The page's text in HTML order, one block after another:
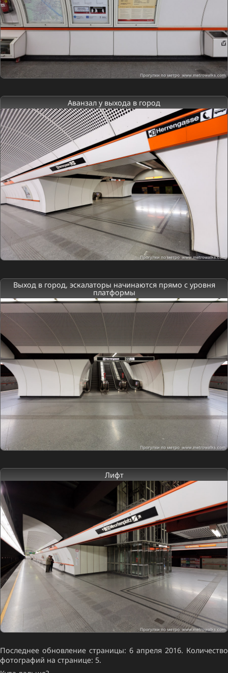
Аванзал у выхода в город
Выход в город, эскалаторы начинаются прямо с уровня
платформы
Лифт
Последнее обновление страницы: 6 апреля 2016. Количество
фотографий на странице: 5.